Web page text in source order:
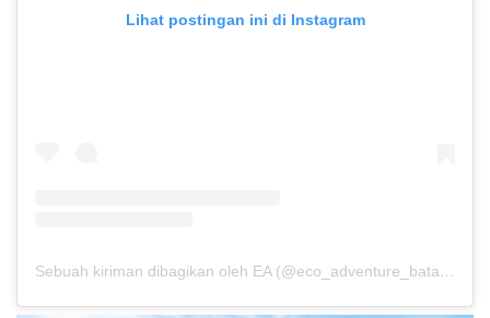
Lihat postingan ini di Instagram
Sebuah kiriman dibagikan oleh EA (@eco_adventure_batam)